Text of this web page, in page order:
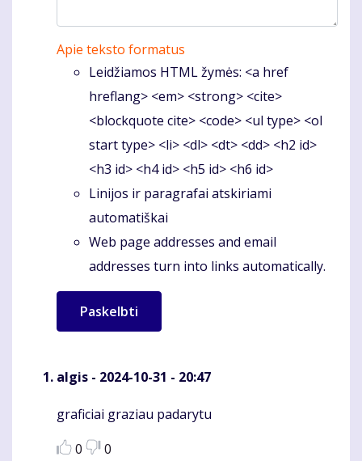
Apie teksto formatus
Leidžiamos HTML žymės: <a href
hreflang> <em> <strong> <cite>
<blockquote cite> <code> <ul type> <ol
start type> <li> <dl> <dt> <dd> <h2 id>
<h3 id> <h4 id> <h5 id> <h6 id>
Linijos ir paragrafai atskiriami
automatiškai
Web page addresses and email
addresses turn into links automatically.
algis - 2024-10-31 - 20:47
Komentaras
graficiai graziau padarytu
0
0